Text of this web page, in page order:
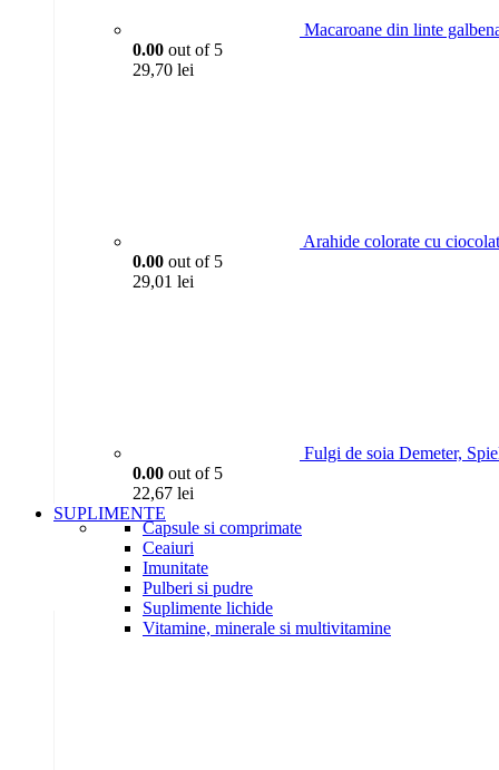
Macaroane din linte
0.00 out of 5
29,70 lei
Arahide colorate cu
0.00 out of 5
29,01 lei
Fulgi de soia Demeter,
0.00 out of 5
22,67 lei
SUPLIMENTE
Capsule si comprimate
Ceaiuri
Imunitate
Pulberi si pudre
Suplimente lichide
Vitamine, minerale si multivitamine